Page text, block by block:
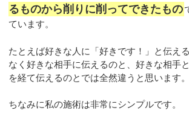
るものから削りに削ってできたもの
ています。
たとえば好きな人に「好きです！」と伝え
なく好きな相手に伝えるのと、好きな相手
を経て伝えるのとでは全然違うと思います。
ちなみに私の施術は非常にシンプルです。